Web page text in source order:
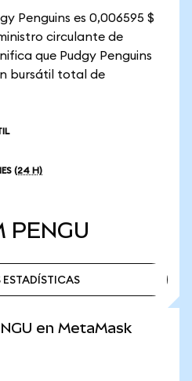
Penguins es 0,006595 $
circulante de
que Pudgy Penguins
bursátil total de
(24 H)
PENGU
ESTADÍSTICAS
en MetaMask